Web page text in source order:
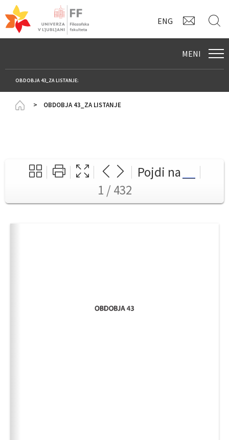
ENG
MENI
OBDOBJA 43_ZA LISTANJE:
HomepageOBDOBJA 43_ZA LISTANJE
Pojdi na
1 / 432